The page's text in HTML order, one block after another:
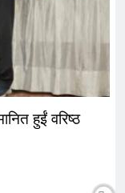
हुईं वरिष्ठ